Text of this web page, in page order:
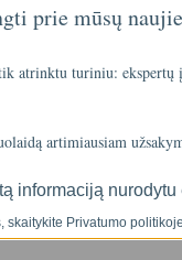
prie mūsų
atrinktu turiniu:
artimiausiam
informaciją
skaitykite Privatumo